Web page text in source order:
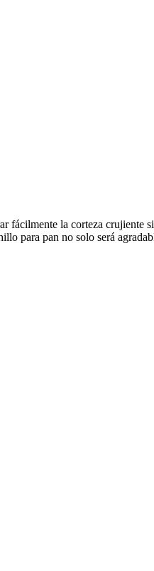
fácilmente la corteza
para pan no solo será